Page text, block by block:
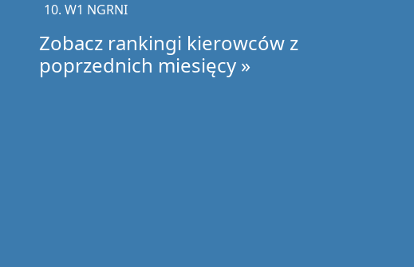
W1 NGRNI
Zobacz rankingi kierowców z
poprzednich miesięcy »